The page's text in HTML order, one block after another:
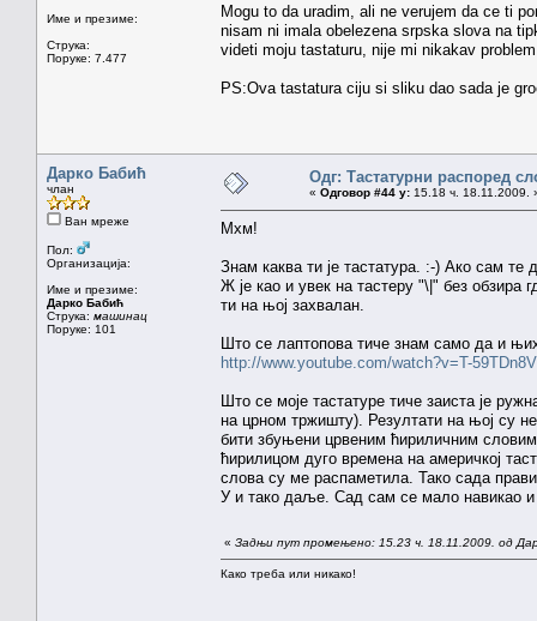
Име и презиме:
Струка:
Поруке: 7.477
Mogu to da uradim, ali ne verujem da ce ti
nisam ni imala obelezena srpska slova na
videti moju tastaturu, nije mi nikakav
PS:Ova tastatura ciju si sliku dao sada je
Дарко Бабић
члан
Ван мреже
Пол:
Организација:
Име и презиме:
Дарко Бабић
Струка: машинац
Поруке: 101
Одг: Тастатурни распоред
« Одговор #44 у: 15.18 ч. 18.11.2009.
Мхм!
Знам каква ти је тастатура. :-) Ако сам те
Ж је као и увек на тастеру "\|" без обзира
ти на њој захвалан.
Што се лаптопова тиче знам само да и
http://www.youtube.com/watch?v=T-
Што се моје тастатуре тиче заиста је
на црном тржишту). Резултати на њој су
бити збуњени црвеним ћириличним
ћирилицом дуго времена на америчкој
слова су ме распаметила. Тако сада
У и тако даље. Сад сам се мало навикао и
« Задњи пут промењено: 15.23 ч. 18.11.2009. од
Како треба или никако!